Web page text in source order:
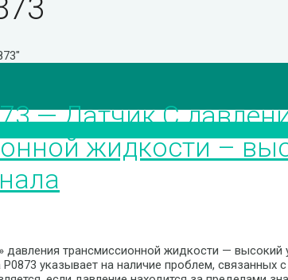
— Датчик C
жидкости –
давления трансмиссионной жидкости — высокий
указывает на наличие проблем, связанных